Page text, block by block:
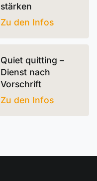
stärken
Zu den Infos
Quiet quitting –
Dienst nach
Vorschrift
Zu den Infos